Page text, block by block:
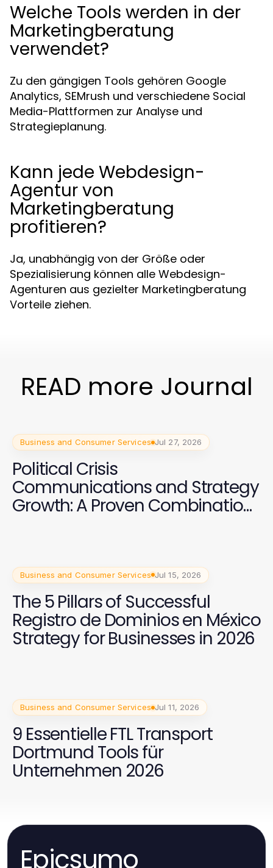
Welche Tools werden in der
Marketingberatung
verwendet?
Zu den gängigen Tools gehören Google
Analytics, SEMrush und verschiedene Social
Media-Plattformen zur Analyse und
Strategieplanung.
Kann jede Webdesign-
Agentur von
Marketingberatung
profitieren?
Ja, unabhängig von der Größe oder
Spezialisierung können alle Webdesign-
Agenturen aus gezielter Marketingberatung
Vorteile ziehen.
READ more Journal
Business and Consumer Services Jul 27, 2026
Political Crisis
Communications and Strategy
Growth: A Proven Combination
Business and Consumer Services Jul 15, 2026
The 5 Pillars of Successful
Registro de Dominios en México
Strategy for Businesses in 2026
Business and Consumer Services Jul 11, 2026
9 Essentielle FTL Transport
Dortmund Tools für
Unternehmen 2026
Epicsumo